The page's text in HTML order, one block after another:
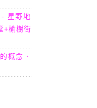
星野地
+榆樹街
概念．